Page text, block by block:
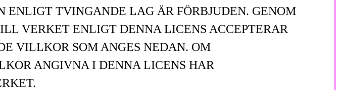
ENLIGT TVINGANDE LAG ÄR FÖRBJUDEN. GENOM
VERKET ENLIGT DENNA LICENS ACCEPTERAR
VILLKOR SOM ANGES NEDAN. OM
ANGIVNA I DENNA LICENS HAR